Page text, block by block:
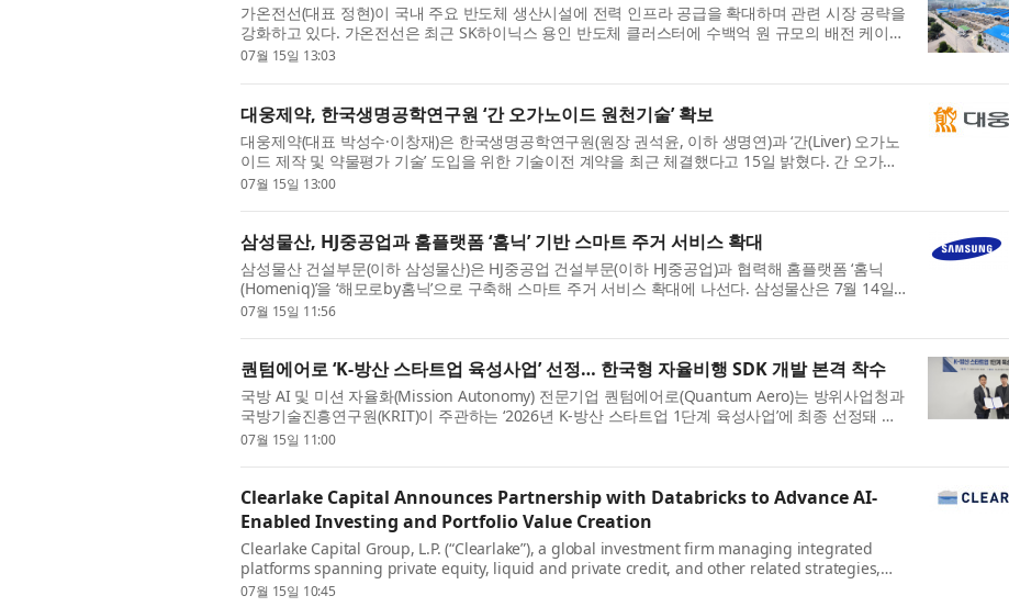
가온전선(대표 정현)이 국내 주요 반도체 생산시설에 전력 인프라 공급을 확대하며 관련 시장 공략을
강화하고 있다. 가온전선은 최근 SK하이닉스 용인 반도체 클러스터에 수백억 원 규모의 배전 케이블
을 공급했다고 15일 밝혔다. 기존 SK하이닉스 이천·청주 공장에...
07월 15일 13:03
대웅제약, 한국생명공학연구원 ‘간 오가노이드 원천기술’ 확보
대웅제약(대표 박성수·이창재)은 한국생명공학연구원(원장 권석윤, 이하 생명연)과 ‘간(Liver) 오가노
이드 제작 및 약물평가 기술’ 도입을 위한 기술이전 계약을 최근 체결했다고 15일 밝혔다. 간 오가노
이드는 줄기세포 등을 배양해 사람의 간 기능을 재현한 미니 ...
07월 15일 13:00
삼성물산, HJ중공업과 홈플랫폼 ‘홈닉’ 기반 스마트 주거 서비스 확대
삼성물산 건설부문(이하 삼성물산)은 HJ중공업 건설부문(이하 HJ중공업)과 협력해 홈플랫폼 ‘홈닉
(Homeniq)’을 ‘해모로by홈닉’으로 구축해 스마트 주거 서비스 확대에 나선다. 삼성물산은 7월 14일
서울 HJ중공업 본사에서 주거서비스 앱인 ‘해모로by홈닉’을 HJ중공...
07월 15일 11:56
퀀텀에어로 ‘K-방산 스타트업 육성사업’ 선정… 한국형 자율비행 SDK 개발 본격 착수
국방 AI 및 미션 자율화(Mission Autonomy) 전문기업 퀀텀에어로(Quantum Aero)는 방위사업청과
국방기술진흥연구원(KRIT)이 주관하는 ‘2026년 K-방산 스타트업 1단계 육성사업’에 최종 선정돼 지
난 14일 협약을 체결했다고 밝혔다. K-방산 스타트업 육성사업은 미래...
07월 15일 11:00
Clearlake Capital Announces Partnership with Databricks to Advance AI-
Enabled Investing and Portfolio Value Creation
Clearlake Capital Group, L.P. (“Clearlake”), a global investment firm managing integrated
platforms spanning private equity, liquid and private credit, and other related strategies,
today announced a partnership with Databricks, the Data and AI co...
07월 15일 10:45